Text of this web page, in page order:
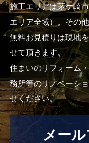
施工エリアは茅ケ崎
エリア全域）。その
無料お見積りは現地
せて頂きます。
住まいのリフォーム
務所等のリノベーシ
せください。
メー